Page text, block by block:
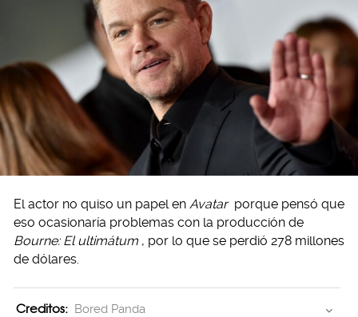
El actor no quiso un papel en Avatar porque pensó que
eso ocasionaría problemas con la producción de
Bourne: El ultimátum , por lo que se perdió 278 millones
de dólares.
Creditos: Bored Panda